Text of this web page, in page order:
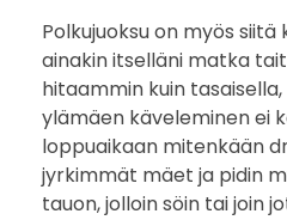
Polkujuoksu on myös
ainakin itselläni matka
hitaammin kuin
ylämäen käveleminen ei
loppuaikaan mitenkään
jyrkimmät mäet ja pidin
tauon, jolloin söin tai join